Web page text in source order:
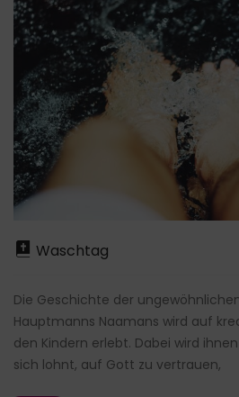
Waschtag
Die Geschichte der
Hauptmanns Naamans wird auf
den Kindern erlebt. Dabei wird
sich lohnt, auf Gott zu vertrauen,